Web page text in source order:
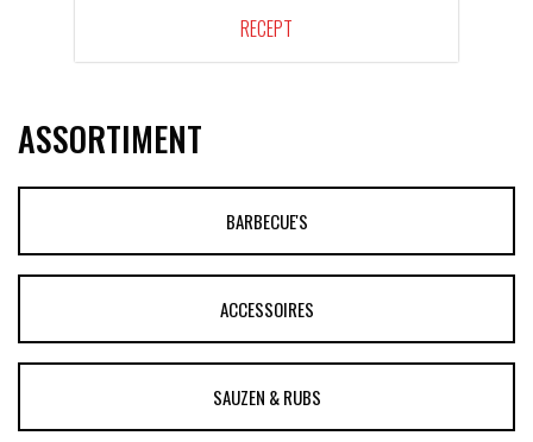
RECEPT
ASSORTIMENT
BARBECUE'S
ACCESSOIRES
SAUZEN & RUBS